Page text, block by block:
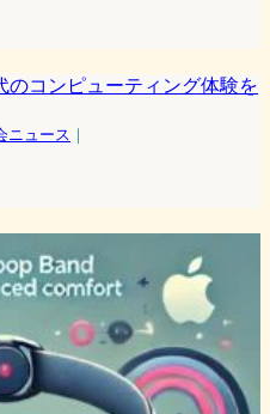
コンピューティング体験を
ニュース ｜